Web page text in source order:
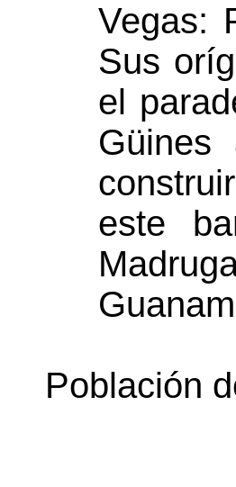
Vegas:
Sus
el
este
Población